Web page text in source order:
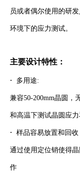
员或者偶尔使用的研
环境下的应力测试。
主要设计特性：
· 多用途:
兼容50-200mm晶圆，
和高温下测试晶圆应力
· 样品容易放置和回收
通过使用定位销使得
作